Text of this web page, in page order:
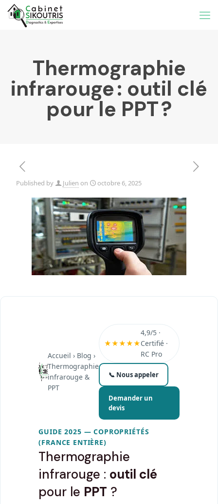
Thermographie
infrarouge : outil clé
pour le PPT ?
Published by Julien on octobre 6, 2025
Accueil › Blog ›
Thermographie
infrarouge &
PPT
★★★★★
4,9/5 ·
Certifié ·
RC Pro
📞 Nous appeler
Demander un
devis
GUIDE 2025 — COPROPRIÉTÉS
(FRANCE ENTIÈRE)
Thermographie
infrarouge : outil clé
pour le PPT ?